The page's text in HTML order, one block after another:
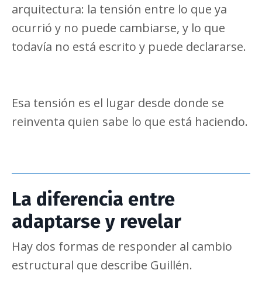
arquitectura: la tensión entre lo que ya
ocurrió y no puede cambiarse, y lo que
todavía no está escrito y puede declararse.
Esa tensión es el lugar desde donde se
reinventa quien sabe lo que está haciendo.
La diferencia entre
adaptarse y revelar
Hay dos formas de responder al cambio
estructural que describe Guillén.